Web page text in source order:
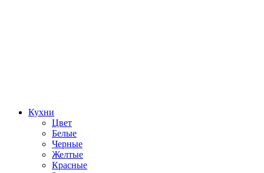
Кухни
Цвет
Белые
Черные
Желтые
Красные